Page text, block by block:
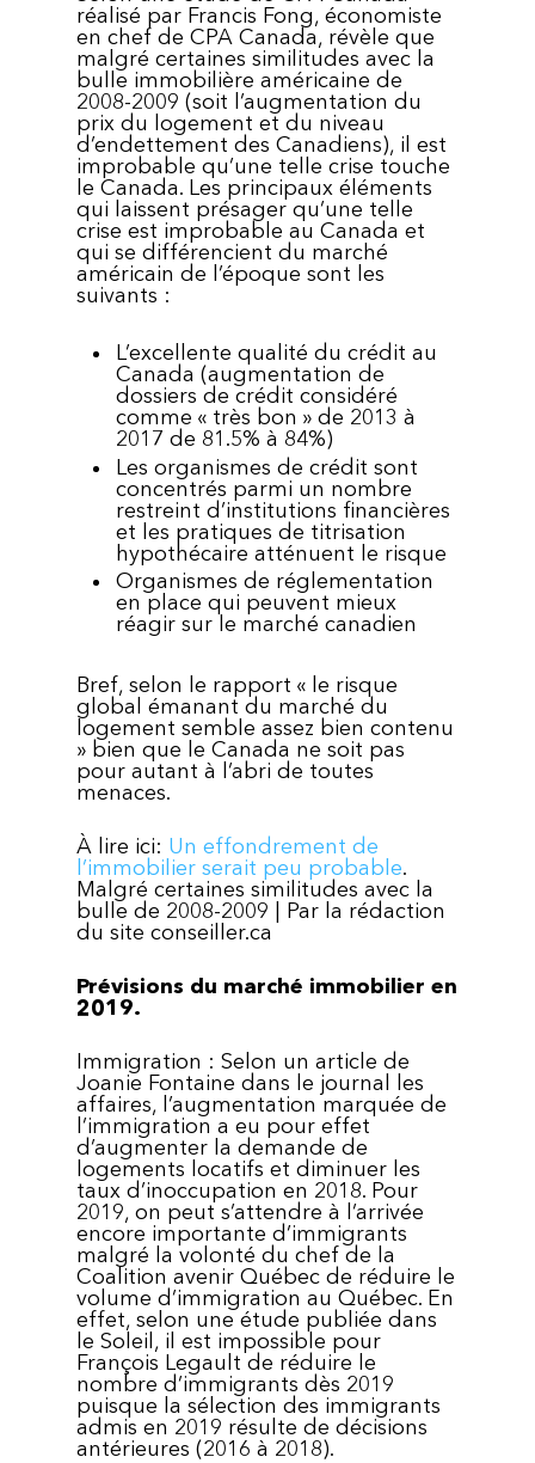
réalisé par Francis Fong, économiste
en chef de CPA Canada, révèle que
malgré certaines similitudes avec la
bulle immobilière américaine de
2008-2009 (soit l’augmentation du
prix du logement et du niveau
d’endettement des Canadiens), il est
improbable qu’une telle crise touche
le Canada. Les principaux éléments
qui laissent présager qu’une telle
crise est improbable au Canada et
qui se différencient du marché
américain de l’époque sont les
suivants :
L’excellente qualité du crédit au
Canada (augmentation de
dossiers de crédit considéré
comme « très bon » de 2013 à
2017 de 81.5% à 84%)
Les organismes de crédit sont
concentrés parmi un nombre
restreint d’institutions financières
et les pratiques de titrisation
hypothécaire atténuent le risque
Organismes de réglementation
en place qui peuvent mieux
réagir sur le marché canadien
Bref, selon le rapport « le risque
global émanant du marché du
logement semble assez bien contenu
» bien que le Canada ne soit pas
pour autant à l’abri de toutes
menaces.
À lire ici: Un effondrement de
l’immobilier serait peu probable.
Malgré certaines similitudes avec la
bulle de 2008-2009 | Par la rédaction
du site conseiller.ca
Prévisions du marché immobilier en
2019.
Immigration : Selon un article de
Joanie Fontaine dans le journal les
affaires, l’augmentation marquée de
l’immigration a eu pour effet
d’augmenter la demande de
logements locatifs et diminuer les
taux d’inoccupation en 2018. Pour
2019, on peut s’attendre à l’arrivée
encore importante d’immigrants
malgré la volonté du chef de la
Coalition avenir Québec de réduire le
volume d’immigration au Québec. En
effet, selon une étude publiée dans
le Soleil, il est impossible pour
François Legault de réduire le
nombre d’immigrants dès 2019
puisque la sélection des immigrants
admis en 2019 résulte de décisions
antérieures (2016 à 2018).